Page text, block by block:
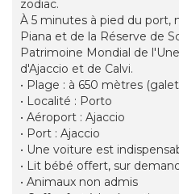
zodiac.
À 5 minutes à pied du port,
Piana et de la Réserve de
Patrimoine Mondial de
d'Ajaccio et de Calvi.
• Plage : à 650 mètres
• Localité : Porto
• Aéroport : Ajaccio
• Port : Ajaccio
• Une voiture est
• Lit bébé offert, sur
• Animaux non admis